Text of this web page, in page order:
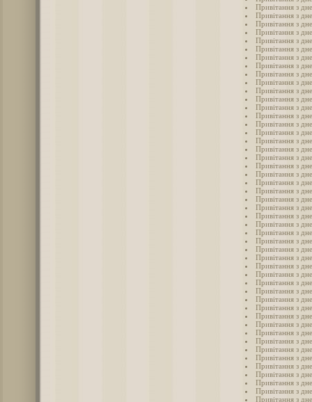
Привітання з
Привітання з
Привітання з
Привітання з
Привітання з
Привітання з
Привітання з
Привітання з
Привітання з
Привітання з
Привітання з
Привітання з
Привітання з
Привітання з
Привітання з
Привітання з
Привітання з
Привітання з
Привітання з
Привітання з
Привітання з
Привітання з
Привітання з
Привітання з
Привітання з
Привітання з
Привітання з
Привітання з
Привітання з
Привітання з
Привітання з
Привітання з
Привітання з
Привітання з
Привітання з
Привітання з
Привітання з
Привітання з
Привітання з
Привітання з
Привітання з
Привітання з
Привітання з
Привітання з
Привітання з
Привітання з
Привітання з
Привітання з